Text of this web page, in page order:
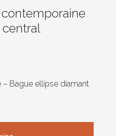
Bague ellipse diamant